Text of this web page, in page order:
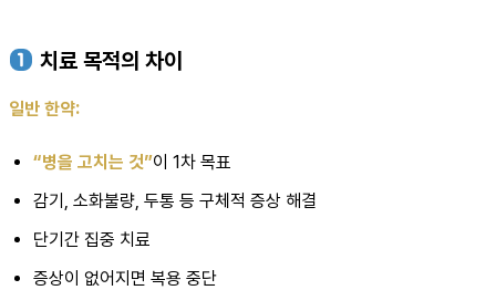
치료 목적의 차이
일반 한약:
“병을 고치는 것”이 1차 목표
감기, 소화불량, 두통 등 구체적 증상 해결
단기간 집중 치료
증상이 없어지면 복용 중단